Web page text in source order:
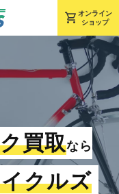
shopping_cart オンライン
ショップ
買取なら
クルズ